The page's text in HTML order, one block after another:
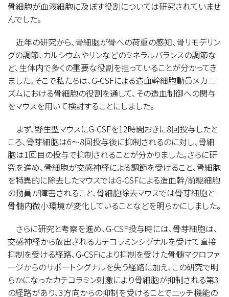
骨細胞が血液細胞に及ぼす役割については研究されていませ
んでした。
近年の研究から、骨細胞が骨への荷重の感知、骨リモデリン
グの調節、カルシウムやリンなどのミネラルバランスの調節な
ど、生体内で多くの重要な役割を担っていることが分かってき
ました。そこで私たちは、G-CSFによる造血幹細胞動員メカニ
ズムにおける骨細胞の役割を通して、その造血制御への関与
をマウスを用いて検討することにしました。
まず、野生型マウスにG-CSFを12時間おきに8回投与したと
ころ、骨芽細胞は6〜8回投与後に抑制されるのに対し、骨細
胞は1回目の投与で抑制されることが分かりました。さらに研
究を進め、骨細胞が交感神経による調節を受けること、骨細胞
を特異的に除去したマウスではG-CSFによる造血幹/前駆細胞
の動員が障害されること、骨細胞除去マウスでは骨芽細胞と
骨髄内微小環境が変化していることなどを明らかにしました。
さらに研究と考察を進め、G-CSF投与時には、骨芽細胞は、
交感神経から放出されるカテコラミンシグナルを受けて直接
抑制を受ける経路、G-CSFにより抑制を受けた骨髄マクロファ
ージからのサポートシグナルを失う経路に加え、この研究で明
らかになったカテコラミン刺激により骨細胞が抑制される第3
の経路があり、3方向からの抑制を受けることでニッチ機能の